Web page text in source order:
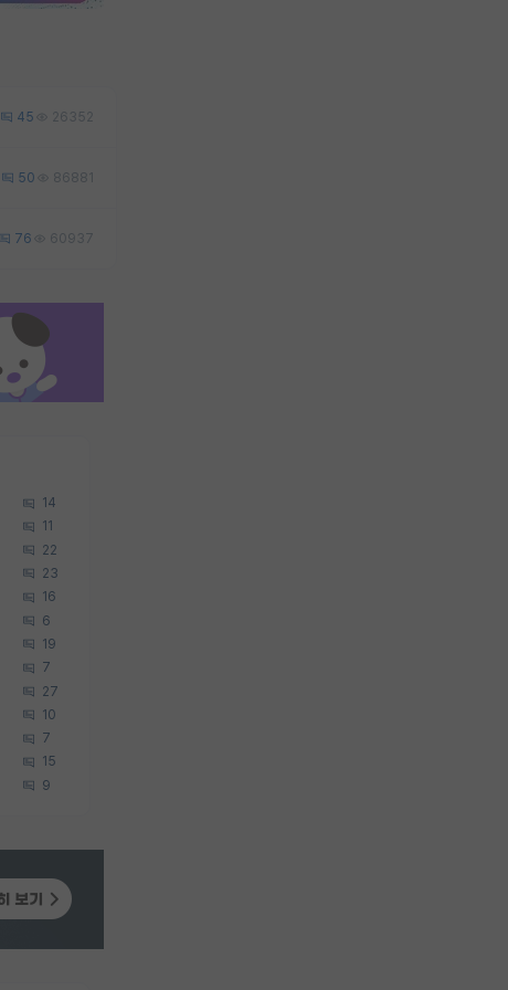
45 26352
50 86881
76 60937
14
11
22
23
16
6
19
7
27
10
7
15
9